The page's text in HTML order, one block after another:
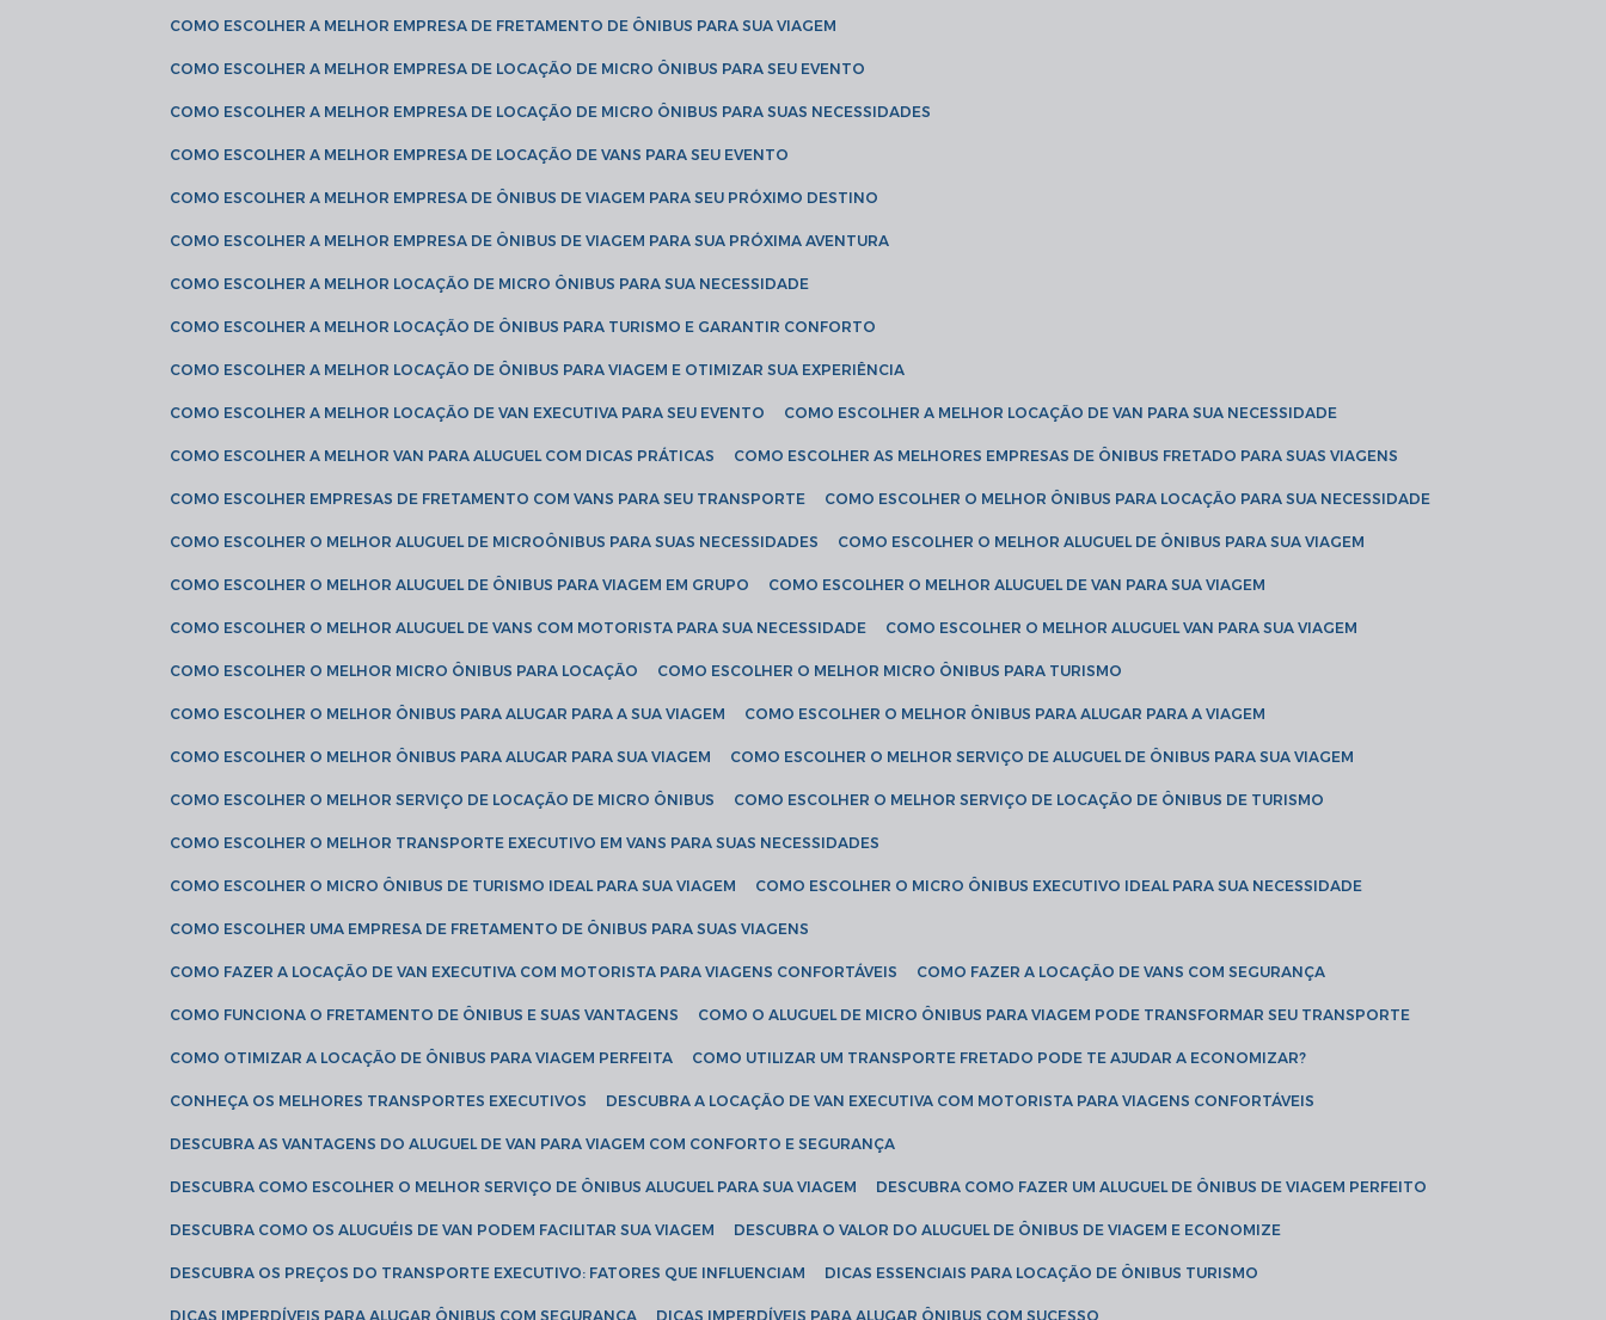
COMO ESCOLHER A MELHOR EMPRESA DE FRETAMENTO DE ÔNIBUS PARA SUA VIAGEM
COMO ESCOLHER A MELHOR EMPRESA DE LOCAÇÃO DE MICRO ÔNIBUS PARA SEU EVENTO
COMO ESCOLHER A MELHOR EMPRESA DE LOCAÇÃO DE MICRO ÔNIBUS PARA SUAS NECESSIDADES
COMO ESCOLHER A MELHOR EMPRESA DE LOCAÇÃO DE VANS PARA SEU EVENTO
COMO ESCOLHER A MELHOR EMPRESA DE ÔNIBUS DE VIAGEM PARA SEU PRÓXIMO DESTINO
COMO ESCOLHER A MELHOR EMPRESA DE ÔNIBUS DE VIAGEM PARA SUA PRÓXIMA AVENTURA
COMO ESCOLHER A MELHOR LOCAÇÃO DE MICRO ÔNIBUS PARA SUA NECESSIDADE
COMO ESCOLHER A MELHOR LOCAÇÃO DE ÔNIBUS PARA TURISMO E GARANTIR CONFORTO
COMO ESCOLHER A MELHOR LOCAÇÃO DE ÔNIBUS PARA VIAGEM E OTIMIZAR SUA EXPERIÊNCIA
COMO ESCOLHER A MELHOR LOCAÇÃO DE VAN EXECUTIVA PARA SEU EVENTO COMO ESCOLHER A MELHOR LOCAÇÃO DE VAN PARA SUA NECESSIDADE
COMO ESCOLHER A MELHOR VAN PARA ALUGUEL COM DICAS PRÁTICAS COMO ESCOLHER AS MELHORES EMPRESAS DE ÔNIBUS FRETADO PARA SUAS VIAGENS
COMO ESCOLHER EMPRESAS DE FRETAMENTO COM VANS PARA SEU TRANSPORTE COMO ESCOLHER O MELHOR ÔNIBUS PARA LOCAÇÃO PARA SUA NECESSIDADE
COMO ESCOLHER O MELHOR ALUGUEL DE MICROÔNIBUS PARA SUAS NECESSIDADES COMO ESCOLHER O MELHOR ALUGUEL DE ÔNIBUS PARA SUA VIAGEM
COMO ESCOLHER O MELHOR ALUGUEL DE ÔNIBUS PARA VIAGEM EM GRUPO COMO ESCOLHER O MELHOR ALUGUEL DE VAN PARA SUA VIAGEM
COMO ESCOLHER O MELHOR ALUGUEL DE VANS COM MOTORISTA PARA SUA NECESSIDADE COMO ESCOLHER O MELHOR ALUGUEL VAN PARA SUA VIAGEM
COMO ESCOLHER O MELHOR MICRO ÔNIBUS PARA LOCAÇÃO COMO ESCOLHER O MELHOR MICRO ÔNIBUS PARA TURISMO
COMO ESCOLHER O MELHOR ÔNIBUS PARA ALUGAR PARA A SUA VIAGEM COMO ESCOLHER O MELHOR ÔNIBUS PARA ALUGAR PARA A VIAGEM
COMO ESCOLHER O MELHOR ÔNIBUS PARA ALUGAR PARA SUA VIAGEM COMO ESCOLHER O MELHOR SERVIÇO DE ALUGUEL DE ÔNIBUS PARA SUA VIAGEM
COMO ESCOLHER O MELHOR SERVIÇO DE LOCAÇÃO DE MICRO ÔNIBUS COMO ESCOLHER O MELHOR SERVIÇO DE LOCAÇÃO DE ÔNIBUS DE TURISMO
COMO ESCOLHER O MELHOR TRANSPORTE EXECUTIVO EM VANS PARA SUAS NECESSIDADES
COMO ESCOLHER O MICRO ÔNIBUS DE TURISMO IDEAL PARA SUA VIAGEM COMO ESCOLHER O MICRO ÔNIBUS EXECUTIVO IDEAL PARA SUA NECESSIDADE
COMO ESCOLHER UMA EMPRESA DE FRETAMENTO DE ÔNIBUS PARA SUAS VIAGENS
COMO FAZER A LOCAÇÃO DE VAN EXECUTIVA COM MOTORISTA PARA VIAGENS CONFORTÁVEIS COMO FAZER A LOCAÇÃO DE VANS COM SEGURANÇA
COMO FUNCIONA O FRETAMENTO DE ÔNIBUS E SUAS VANTAGENS COMO O ALUGUEL DE MICRO ÔNIBUS PARA VIAGEM PODE TRANSFORMAR SEU TRANSPORTE
COMO OTIMIZAR A LOCAÇÃO DE ÔNIBUS PARA VIAGEM PERFEITA COMO UTILIZAR UM TRANSPORTE FRETADO PODE TE AJUDAR A ECONOMIZAR?
CONHEÇA OS MELHORES TRANSPORTES EXECUTIVOS DESCUBRA A LOCAÇÃO DE VAN EXECUTIVA COM MOTORISTA PARA VIAGENS CONFORTÁVEIS
DESCUBRA AS VANTAGENS DO ALUGUEL DE VAN PARA VIAGEM COM CONFORTO E SEGURANÇA
DESCUBRA COMO ESCOLHER O MELHOR SERVIÇO DE ÔNIBUS ALUGUEL PARA SUA VIAGEM DESCUBRA COMO FAZER UM ALUGUEL DE ÔNIBUS DE VIAGEM PERFEITO
DESCUBRA COMO OS ALUGUÉIS DE VAN PODEM FACILITAR SUA VIAGEM DESCUBRA O VALOR DO ALUGUEL DE ÔNIBUS DE VIAGEM E ECONOMIZE
DESCUBRA OS PREÇOS DO TRANSPORTE EXECUTIVO: FATORES QUE INFLUENCIAM DICAS ESSENCIAIS PARA LOCAÇÃO DE ÔNIBUS TURISMO
DICAS IMPERDÍVEIS PARA ALUGAR ÔNIBUS COM SEGURANÇA DICAS IMPERDÍVEIS PARA ALUGAR ÔNIBUS COM SUCESSO